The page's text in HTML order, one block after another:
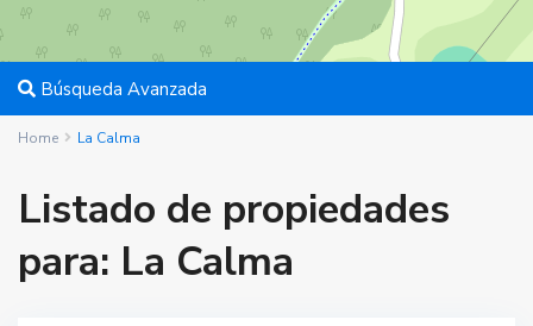
Búsqueda Avanzada
Home La Calma
Listado de propiedades
para: La Calma